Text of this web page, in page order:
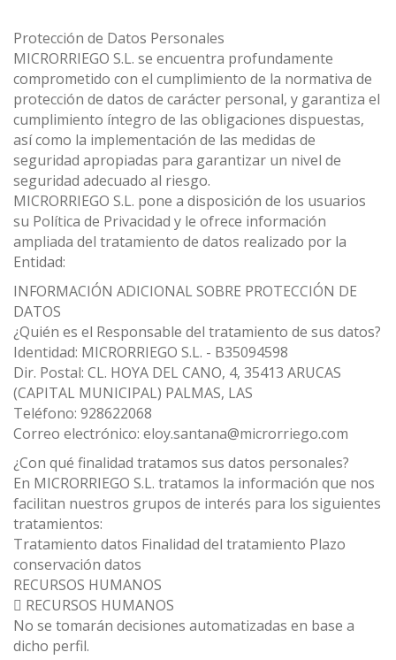
Protección de Datos Personales
MICRORRIEGO S.L. se encuentra profundamente
comprometido con el cumplimiento de la normativa de
protección de datos de carácter personal, y garantiza el
cumplimiento íntegro de las obligaciones dispuestas,
así como la implementación de las medidas de
seguridad apropiadas para garantizar un nivel de
seguridad adecuado al riesgo.
MICRORRIEGO S.L. pone a disposición de los usuarios
su Política de Privacidad y le ofrece información
ampliada del tratamiento de datos realizado por la
Entidad:
INFORMACIÓN ADICIONAL SOBRE PROTECCIÓN DE
DATOS
¿Quién es el Responsable del tratamiento de sus datos?
Identidad: MICRORRIEGO S.L. - B35094598
Dir. Postal: CL. HOYA DEL CANO, 4, 35413 ARUCAS
(CAPITAL MUNICIPAL) PALMAS, LAS
Teléfono: 928622068
Correo electrónico: eloy.santana@microrriego.com
¿Con qué finalidad tratamos sus datos personales?
En MICRORRIEGO S.L. tratamos la información que nos
facilitan nuestros grupos de interés para los siguientes
tratamientos:
Tratamiento datos Finalidad del tratamiento Plazo
conservación datos
RECURSOS HUMANOS
 RECURSOS HUMANOS
No se tomarán decisiones automatizadas en base a
dicho perfil.